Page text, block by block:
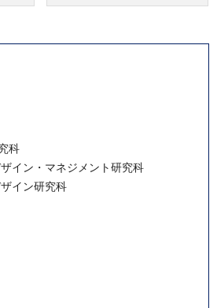
科
イン・マネジメント研究科
イン研究科